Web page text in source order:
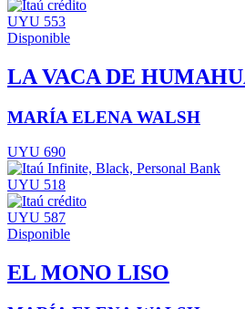
UYU 553
Disponible
LA VACA DE
MARÍA ELENA WALSH
UYU 690
UYU 518
UYU 587
Disponible
EL MONO LISO